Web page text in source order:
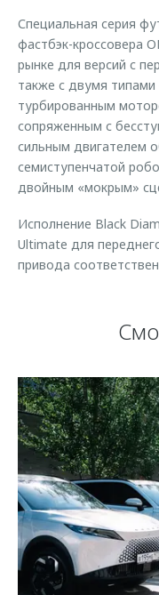
Специальная серия
фастбэк-кроссовера
рынке для версий с
также с двумя типами
турбированным
сопряженным с
сильным двигателем
семиступенчатой
двойным «мокрым»
Исполнение Black
Ultimate для
привода